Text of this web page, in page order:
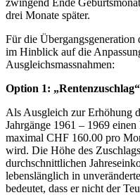
drei Monate später.
Für die Übergangsgeneration
im Hinblick auf die
Ausgleichsmassnahmen:
Option 1: „Rentenzuschlag“
Als Ausgleich zur Erhöhung
Jahrgänge 1961 – 1969
maximal CHF 160.00 pro
wird. Die Höhe des
durchschnittlichen
lebenslänglich in
bedeutet, dass er nicht der